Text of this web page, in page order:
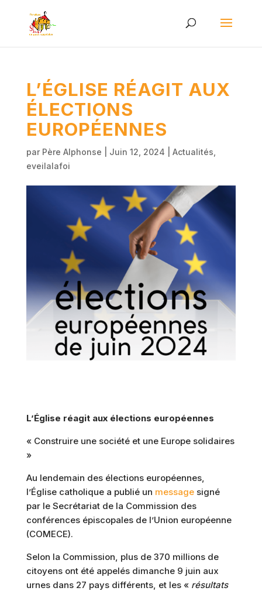
L’ÉGLISE RÉAGIT AUX
ÉLECTIONS
EUROPÉENNES
par Père Alphonse Juin 12, 2024 Actualités
eveilalafoi
L’Église réagit aux élections européennes
« Construire une société et une Europe solidaires
»
Au lendemain des élections européennes,
l’Église catholique a publié un messagesigné
par le Secrétariat de la Commission des
conférences épiscopales de l’Union européenne
(COMECE).
Selon la Commission, plus de 370 millions de
citoyens ont été appelés dimanche 9 juin aux
urnes dans 27 pays différents, et les « résultats